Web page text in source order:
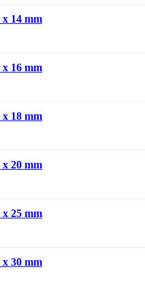
14 mm
16 mm
18 mm
20 mm
25 mm
30 mm